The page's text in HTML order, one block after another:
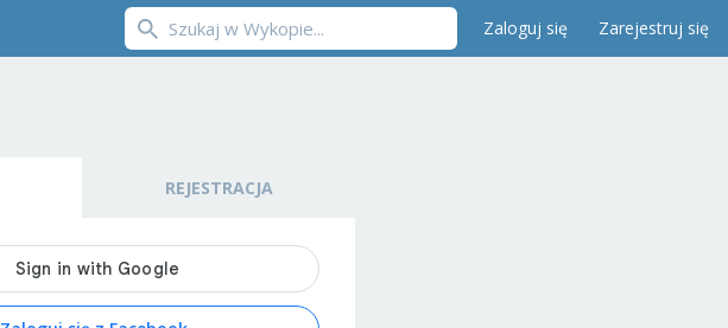
Zaloguj się Zarejestruj się
REJESTRACJA